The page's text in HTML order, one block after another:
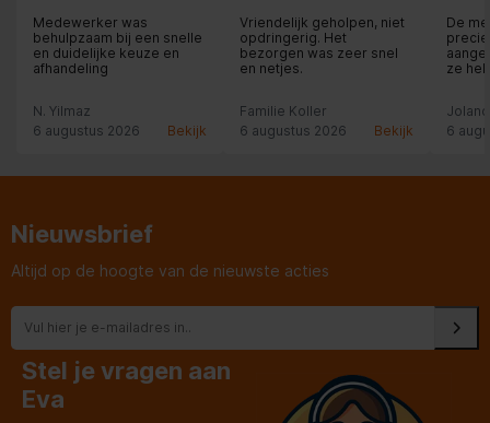
Code geharmoniseerd
systeem (HS)
85183000
Prestatie
Inhoud van de verpakking
Audio
Microfoontype Niet beschikbaar
Medewerker was
behulpzaam bij een snelle
en duidelijke keuze en
afhandeling
N. Yilmaz
6 augustus 2026
Bekijk
Vriendelijk geholpen, niet
opdringerig. Het
bezorgen was zeer snel
en netjes.
Familie Koller
6 augustus 2026
Bekijk
De
ze
6
Nieuwsbrief
Altijd op de hoogte van de nieuwste acties
Stel je vragen aan
Eva